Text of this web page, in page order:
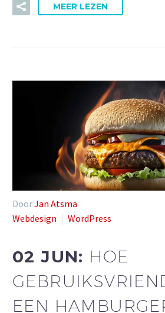
MEER LEZEN
DoorJan Atsma
Webdesign
WordPress
02 JUN: HOE
EEN